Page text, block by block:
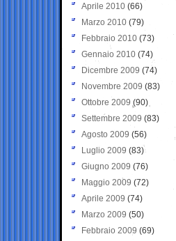
Aprile 2010 (66)
Marzo 2010 (79)
Febbraio 2010 (73)
Gennaio 2010 (74)
Dicembre 2009 (74)
Novembre 2009 (83)
Ottobre 2009 (90)
Settembre 2009 (83)
Agosto 2009 (56)
Luglio 2009 (83)
Giugno 2009 (76)
Maggio 2009 (72)
Aprile 2009 (74)
Marzo 2009 (50)
Febbraio 2009 (69)